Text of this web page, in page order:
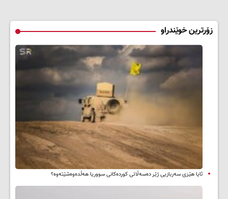
زۆرترین خوێندراو
ئایا هێزی سەربازیی ژێر دەسەڵاتی کوردەکانی سووریا هەڵدەوەشێتەوە؟